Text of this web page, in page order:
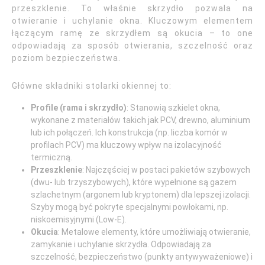
przeszklenie. To właśnie skrzydło pozwala na
otwieranie i uchylanie okna. Kluczowym elementem
łączącym ramę ze skrzydłem są okucia – to one
odpowiadają za sposób otwierania, szczelność oraz
poziom bezpieczeństwa.
Główne składniki stolarki okiennej to:
Profile (rama i skrzydło): Stanowią szkielet okna,
wykonane z materiałów takich jak PCV, drewno, aluminium
lub ich połączeń. Ich konstrukcja (np. liczba komór w
profilach PCV) ma kluczowy wpływ na izolacyjność
termiczną.
Przeszklenie: Najczęściej w postaci pakietów szybowych
(dwu- lub trzyszybowych), które wypełnione są gazem
szlachetnym (argonem lub kryptonem) dla lepszej izolacji.
Szyby mogą być pokryte specjalnymi powłokami, np.
niskoemisyjnymi (Low-E).
Okucia: Metalowe elementy, które umożliwiają otwieranie,
zamykanie i uchylanie skrzydła. Odpowiadają za
szczelność, bezpieczeństwo (punkty antywyważeniowe) i